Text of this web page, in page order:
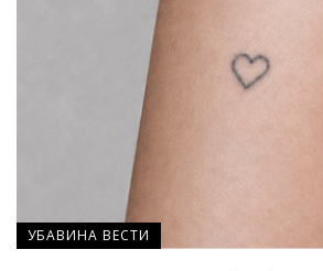
УБАВИНА ВЕСТИ